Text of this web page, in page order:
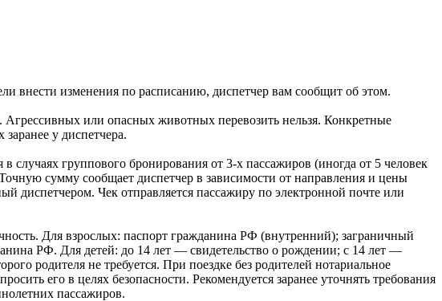
внести изменения по расписанию, диспетчер вам сообщит об этом.
или опасных животных перевозить нельзя. Конкретные
у диспетчера.
группового бронирования от 3-х пассажиров (иногда от 5 человек
сумму сообщает диспетчер в зависимости от направления и цены
диспетчером. Чек отправляется пассажиру по электронной почте или
Для взрослых: паспорт гражданина РФ (внутренний); заграничный
РФ. Для детей: до 14 лет — свидетельство о рождении; с 14 лет —
родителя не требуется. При поездке без родителей нотариальное
его в целях безопасности. Рекомендуется заранее уточнять требования
пассажиров.